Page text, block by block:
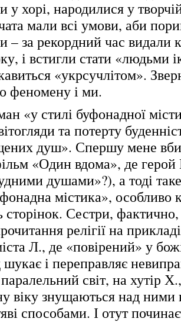
у хорі, народилися у
мали всі умови, аби
– за рекордний час видали
і встигли стати «людьми
«укрсучлітом».
феномену і ми.
«у стилі буфонадної
та потерту
душ». Спершу мене
«Один вдома», де герой
душами»?), а тоді
містика», особливо
сторінок. Сестри,
релігії на
Л., де «повірений» у
шукає і переправляє
світ, на хутір
віку знущаються над ними
способами. І отут